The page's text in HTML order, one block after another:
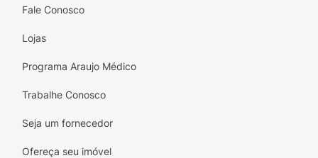
Fale Conosco
Lojas
Programa Araujo Médico
Trabalhe Conosco
Seja um fornecedor
Ofereça seu imóvel